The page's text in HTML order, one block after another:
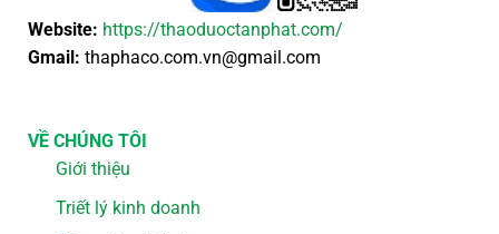
Website: https://thaoduoctanphat.com/
Gmail: thaphaco.com.vn@gmail.com
VỀ CHÚNG TÔI
Giới thiệu
Triết lý kinh doanh